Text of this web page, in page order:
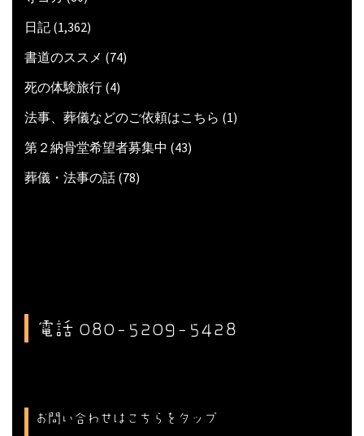
日記 (1,362)
書道のススメ (74)
死の体験旅行 (4)
法事、葬儀などのご依頼はこちら (1)
第２納骨堂希望者募集中 (43)
葬儀・法事の話 (78)
電話 080-5209-5428
お問い合わせはこちらをタップ